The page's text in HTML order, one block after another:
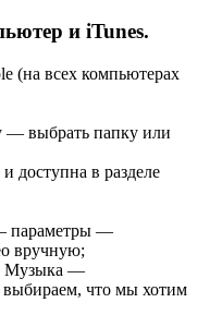
и iTunes.
(на всех компьютерах
— выбрать папку или
доступна в разделе
параметры —
вручную;
Музыка —
выбираем, что мы хотим